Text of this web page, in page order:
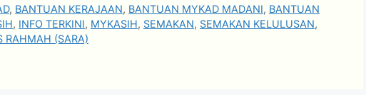
, BANTUAN KERAJAAN, BANTUAN MYKAD MADANI, BANTUAN
, INFO TERKINI, MYKASIH, SEMAKAN, SEMAKAN KELULUSAN,
RAHMAH (SARA)